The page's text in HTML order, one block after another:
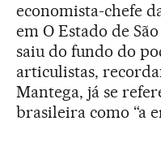
economista-chefe
em O Estado de
saiu do fundo do
articulistas,
Mantega, já se
brasileira como “a